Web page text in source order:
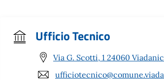
Ufficio Tecnico
Via G. Scotti, 1 24060